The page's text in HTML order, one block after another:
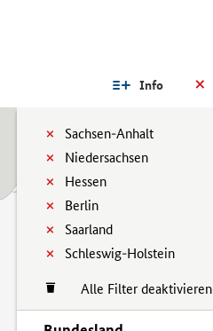
Info
Sachsen-Anhalt
Niedersachsen
Hessen
Berlin
Saarland
Schleswig-Holstein
Alle Filter deaktivieren